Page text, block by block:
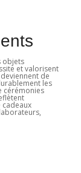
objets
et valorisent
de
les
cérémonies
cadeaux